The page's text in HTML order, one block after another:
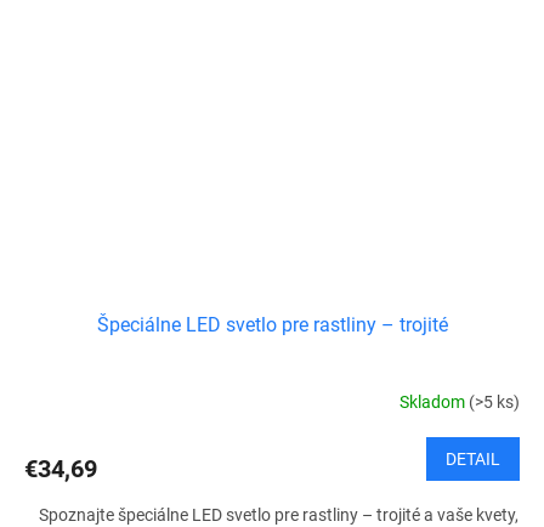
Špeciálne LED svetlo pre rastliny – trojité
Skladom (>5 ks)
€34,69 DETAIL
Spoznajte špeciálne LED svetlo pre rastliny – trojité a vaše kvety,